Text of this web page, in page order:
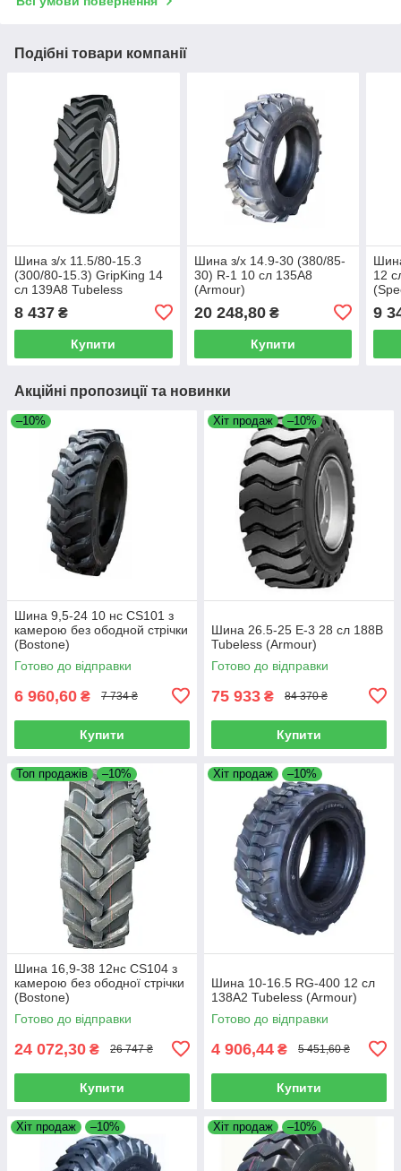
Подібні товари компанії
Шина з/х 11.5/80-15.3
(300/80-15.3) GripKing 14
сл 139A8 Tubeless
8 437 ₴
Купити
Шина з/х 14.9-30 (380/85-
30) R-1 10 сл 135A8
(Armour)
20 248,80₴
Купити
12
9
Акційні пропозиції та новинки
–10%
Шина 9,5-24 10 нс CS101 з
камерою без ободной стрічки
(Bostone)
Готово до відправки
6 960,60 ₴ 7 734 ₴
Купити
Хіт продаж –10%
Шина 26.5-25 E-3 28 сл 188B
Tubeless (Armour)
Готово до відправки
75 933 ₴ 84 370 ₴
Купити
Топ продажів –10%
Шина 16,9-38 12нс CS104 з
камерою без ободної стрічки
(Bostone)
Готово до відправки
24 072,30 ₴ 26 747 ₴
Купити
Хіт продаж –10%
Шина 10-16.5 RG-400 12 сл
138A2 Tubeless (Armour)
Готово до відправки
4 906,44 ₴ 5 451,60 ₴
Купити
Хіт продаж –10% Хіт продаж –10%